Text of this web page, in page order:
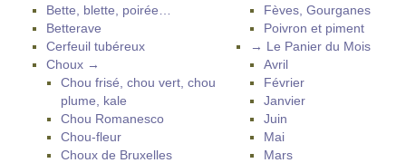
Bette, blette, poirée…
Betterave
Cerfeuil tubéreux
Choux →
Chou frisé, chou vert, chou
plume, kale
Chou Romanesco
Chou-fleur
Choux de Bruxelles
Fèves, Gourganes
Poivron et piment
→ Le Panier du Mois
Avril
Février
Janvier
Juin
Mai
Mars